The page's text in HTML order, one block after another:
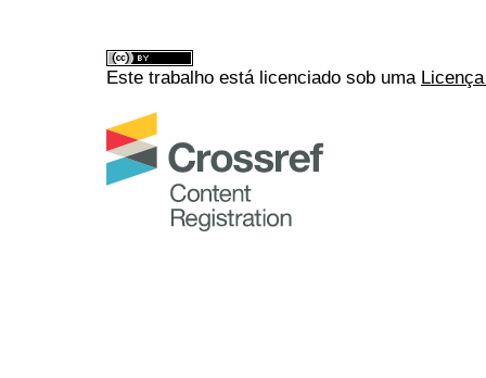
Este trabalho está licenciado sob uma